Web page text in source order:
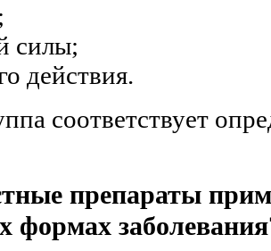
силы;
действия.
соответствует
препараты
формах